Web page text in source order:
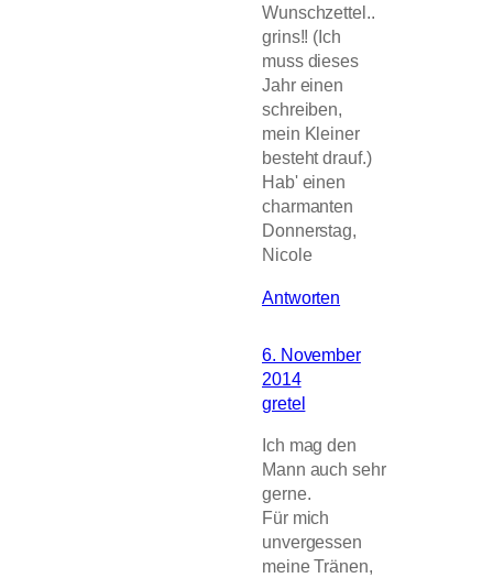
Wunschzettel..
grins!! (Ich
muss dieses
Jahr einen
schreiben,
mein Kleiner
besteht drauf.)
Hab' einen
charmanten
Donnerstag,
Nicole
Antworten
6. November
2014
gretel
Ich mag den
Mann auch sehr
gerne.
Für mich
unvergessen
meine Tränen,